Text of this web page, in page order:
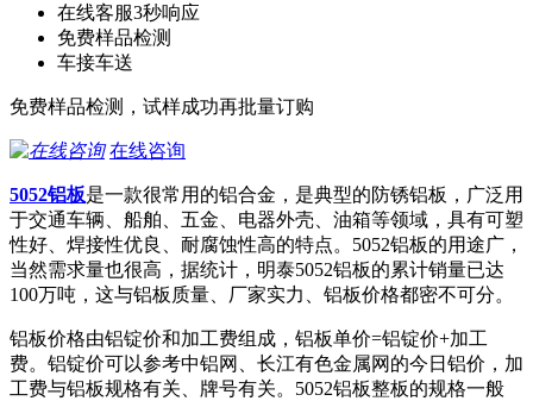
在线客服3秒响应
免费样品检测
车接车送
免费样品检测，试样成功再批量订购
在线咨询
5052铝板是一款很常用的铝合金，是典型的防锈铝板，广泛用
于交通车辆、船舶、五金、电器外壳、油箱等领域，具有可塑
性好、焊接性优良、耐腐蚀性高的特点。5052铝板的用途广，
当然需求量也很高，据统计，明泰5052铝板的累计销量已达
100万吨，这与铝板质量、厂家实力、铝板价格都密不可分。
铝板价格由铝锭价和加工费组成，铝板单价=铝锭价+加工
费。铝锭价可以参考中铝网、长江有色金属网的今日铝价，加
工费与铝板规格有关、牌号有关。5052铝板整板的规格一般